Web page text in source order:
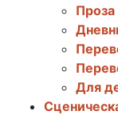
Проза
Для